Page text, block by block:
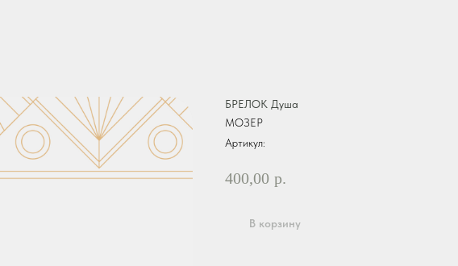
БРЕЛОК Душа
МОЗЕР
Артикул:
400,00 р.
В корзину